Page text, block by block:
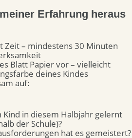
Erfahrung heraus
Zeit – mindestens 30 Minuten
Blatt Papier vor – vielleicht
deines Kindes
auf:
Kind in diesem Halbjahr gelernt
der Schule)?
hat es gemeistert?